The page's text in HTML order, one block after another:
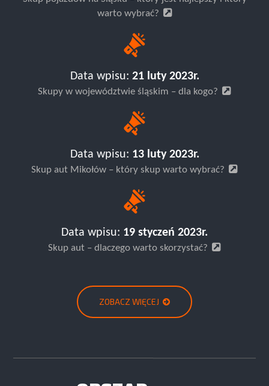
Skup pojazdów na Śląsku – który jest najlepszy i który
warto wybrać?
Data wpisu: 21 luty 2023r.
Skupy w województwie śląskim – dla kogo?
Data wpisu: 13 luty 2023r.
Skup aut Mikołów – który skup warto wybrać?
Data wpisu: 19 styczeń 2023r.
Skup aut – dlaczego warto skorzystać?
ZOBACZ WIĘCEJ